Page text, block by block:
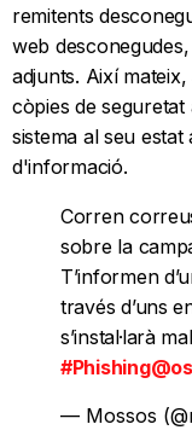
remitents
web
adjunts. Així
còpies de
sistema al seu
d'informació.
Corren
sobre la
T’informen
través d’uns
s’instal·larà
#Phishing
— Mossos